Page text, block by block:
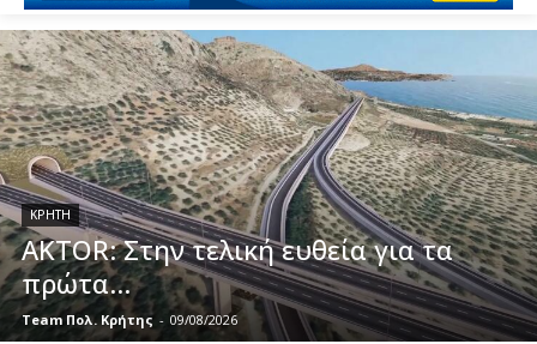
ΚΡΗΤΗ
AKTOR: Στην τελική ευθεία για τα
πρώτα...
Team Πολ. Κρήτης - 09/08/2026